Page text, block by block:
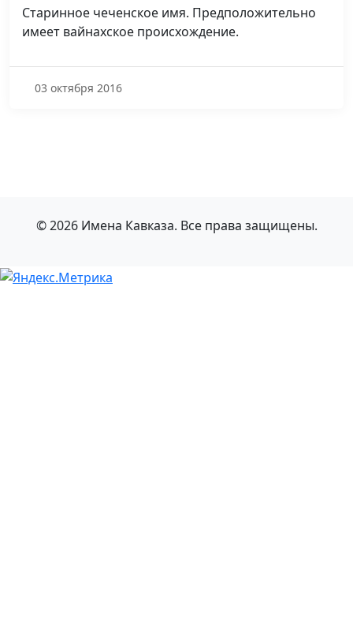
Старинное чеченское имя. Предположительно
имеет вайнахское происхождение.
03 октября 2016
© 2026 Имена Кавказа. Все права защищены.